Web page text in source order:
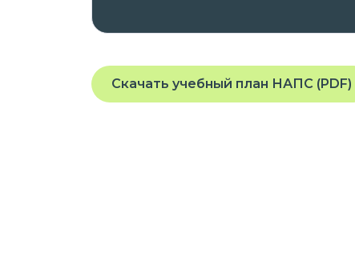
Скачать учебный план НАПС (PDF)